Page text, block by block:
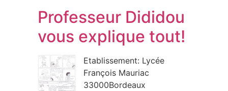
Professeur Dididou
vous explique tout!
Etablissement: Lycée
François Mauriac
33000Bordeaux